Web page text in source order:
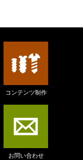
コンテンツ制作
お問い合わせ